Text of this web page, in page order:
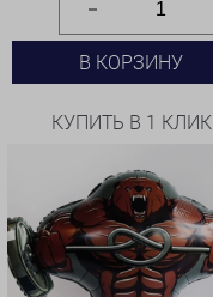
В КОРЗИНУ
КУПИТЬ В 1 КЛИК